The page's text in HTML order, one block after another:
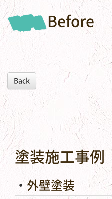
Before
Back
塗装施工事例
外壁塗装